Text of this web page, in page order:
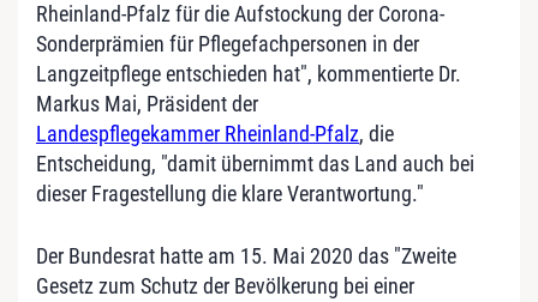
Rheinland-Pfalz für die Aufstockung der Corona-
Sonderprämien für Pflegefachpersonen in der
Langzeitpflege entschieden hat", kommentierte Dr.
Markus Mai, Präsident der
Landespflegekammer Rheinland-Pfalz, die
Entscheidung, "damit übernimmt das Land auch bei
dieser Fragestellung die klare Verantwortung."
Der Bundesrat hatte am 15. Mai 2020 das "Zweite
Gesetz zum Schutz der Bevölkerung bei einer